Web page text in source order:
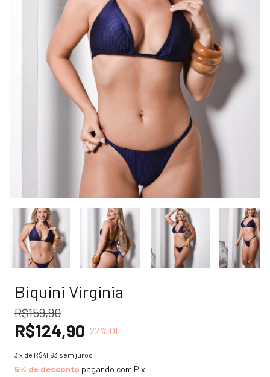
Biquini Virginia
R$159,90
R$124,90 22% OFF
3 x de R$41,63 sem juros
5% de desconto pagando com Pix